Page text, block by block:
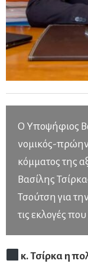
Ο Υποψήφιος
νομικός-πρώην
κόμματος της
Βασίλης
Τσούτση για
τις εκλογές
κ. Τσίρκα η